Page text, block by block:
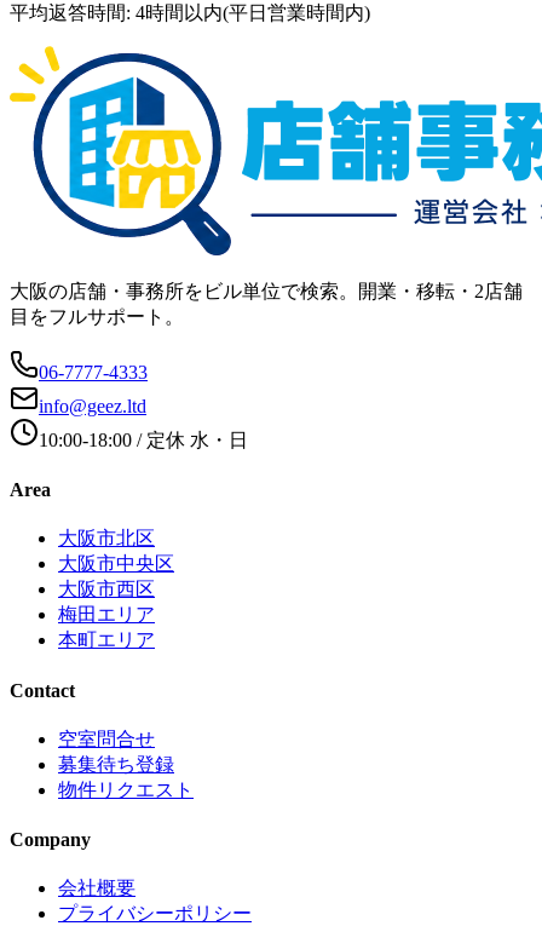
平均返答時間: 4時間以内(平日営業時間内)
大阪の店舗・事務所をビル単位で検索。開業・移転・2店舗
目をフルサポート。
06-7777-4333
info@geez.ltd
10:00-18:00 / 定休 水・日
Area
大阪市北区
大阪市中央区
大阪市西区
梅田エリア
本町エリア
Contact
空室問合せ
募集待ち登録
物件リクエスト
Company
会社概要
プライバシーポリシー